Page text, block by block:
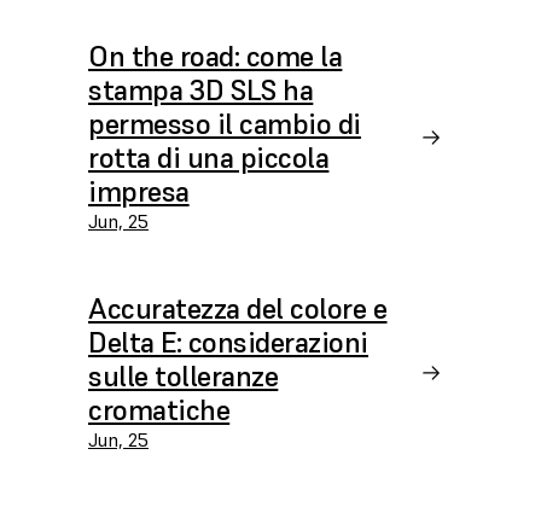
On the road: come la
stampa 3D SLS ha
permesso il cambio di
rotta di una piccola
impresa
Jun, 25
Accuratezza del colore e
Delta E: considerazioni
sulle tolleranze
cromatiche
Jun, 25